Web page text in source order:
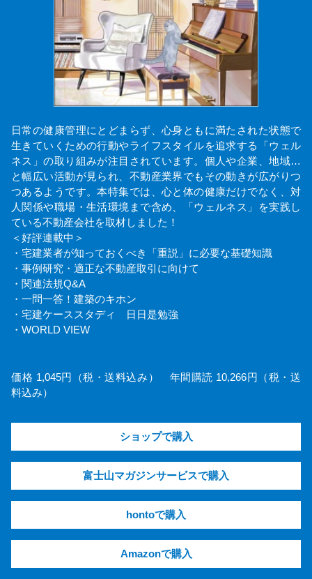
日常の健康管理にとどまらず、心身ともに満たされた状態で
生きていくための行動やライフスタイルを追求する「ウェル
ネス」の取り組みが注目されています。個人や企業、地域…
と幅広い活動が見られ、不動産業界でもその動きが広がりつ
つあるようです。本特集では、心と体の健康だけでなく、対
人関係や職場・生活環境まで含め、「ウェルネス」を実践し
ている不動産会社を取材しました！
＜好評連載中＞
・宅建業者が知っておくべき「重説」に必要な基礎知識
・事例研究・適正な不動産取引に向けて
・関連法規Q&A
・一問一答！建築のキホン
・宅建ケーススタディ 日日是勉強
・WORLD VIEW
価格 1,045円（税・送料込み） 年間購読 10,266円（税・送
料込み）
ショップで購入
富士山マガジンサービスで購入
hontoで購入
Amazonで購入